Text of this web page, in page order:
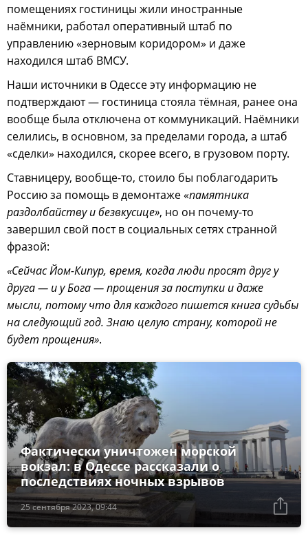
помещениях гостиницы жили иностранные
наёмники, работал оперативный штаб по
управлению «зерновым коридором» и даже
находился штаб ВМСУ.
Наши источники в Одессе эту информацию не
подтверждают — гостиница стояла тёмная, ранее она
вообще была отключена от коммуникаций. Наёмники
селились, в основном, за пределами города, а штаб
«сделки» находился, скорее всего, в грузовом порту.
Ставницеру, вообще-то, стоило бы поблагодарить
Россию за помощь в демонтаже «памятника
раздолбайству и безвкусице», но он почему-то
завершил свой пост в социальных сетях странной
фразой:
«Сейчас Йом-Кипур, время, когда люди просят друг у
друга — и у Бога — прощения за поступки и даже
мысли, потому что для каждого пишется книга судьбы
на следующий год. Знаю целую страну, которой не
будет прощения».
25 сентября 2023, 09:44
Фактически уничтожен морской
вокзал: в Одессе рассказали о
последствиях ночных взрывов